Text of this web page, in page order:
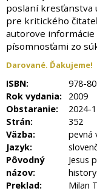
poslaní kresťanstva
pre kritického
autorove
písomnosťami zo
Darované. Ďakujeme!
ISBN:
978-
Rok vydania:
2009
Obstaranie:
2024-
Strán:
352
Väzba:
pevná
Jazyk:
Pôvodný
názov:
Jesus
history.
Preklad:
Milan